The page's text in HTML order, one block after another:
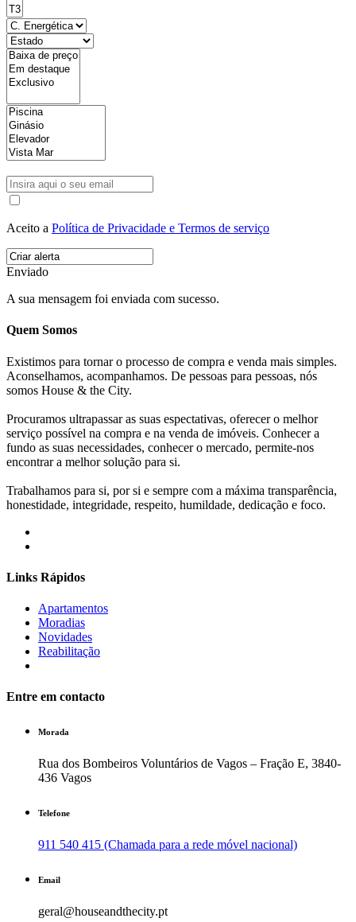
Aceito a Política de Privacidade e Termos de serviço
Enviado
A sua mensagem foi enviada com sucesso.
Quem Somos
Existimos para tornar o processo de compra e venda mais simples.
Aconselhamos, acompanhamos. De pessoas para pessoas, nós
somos House & the City.
Procuramos ultrapassar as suas espectativas, oferecer o melhor
serviço possível na compra e na venda de imóveis. Conhecer a
fundo as suas necessidades, conhecer o mercado, permite-nos
encontrar a melhor solução para si.
Trabalhamos para si, por si e sempre com a máxima transparência,
honestidade, integridade, respeito, humildade, dedicação e foco.
Links Rápidos
Apartamentos
Moradias
Novidades
Reabilitação
Entre em contacto
Morada
Rua dos Bombeiros Voluntários de Vagos – Fração E, 3840-
436 Vagos
Telefone
911 540 415 (Chamada para a rede móvel nacional)
Email
geral@houseandthecity.pt